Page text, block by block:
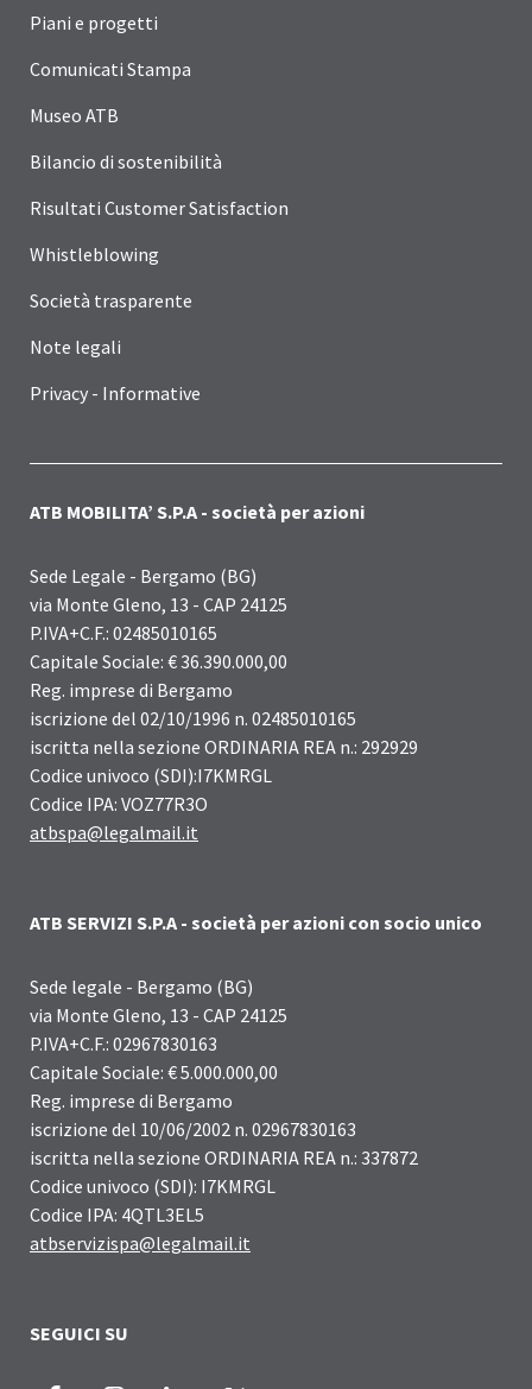
Piani e progetti
Comunicati Stampa
Museo ATB
Bilancio di sostenibilità
Risultati Customer Satisfaction
Whistleblowing
Società trasparente
Note legali
Privacy - Informative
ATB MOBILITA’ S.P.A - società per azioni
Sede Legale - Bergamo (BG)
via Monte Gleno, 13 - CAP 24125
P.IVA+C.F.: 02485010165
Capitale Sociale: € 36.390.000,00
Reg. imprese di Bergamo
iscrizione del 02/10/1996 n. 02485010165
iscritta nella sezione ORDINARIA REA n.: 292929
Codice univoco (SDI):I7KMRGL
Codice IPA: VOZ77R3O
atbspa@legalmail.it
ATB SERVIZI S.P.A - società per azioni con socio unico
Sede legale - Bergamo (BG)
via Monte Gleno, 13 - CAP 24125
P.IVA+C.F.: 02967830163
Capitale Sociale: € 5.000.000,00
Reg. imprese di Bergamo
iscrizione del 10/06/2002 n. 02967830163
iscritta nella sezione ORDINARIA REA n.: 337872
Codice univoco (SDI): I7KMRGL
Codice IPA: 4QTL3EL5
atbservizispa@legalmail.it
SEGUICI SU